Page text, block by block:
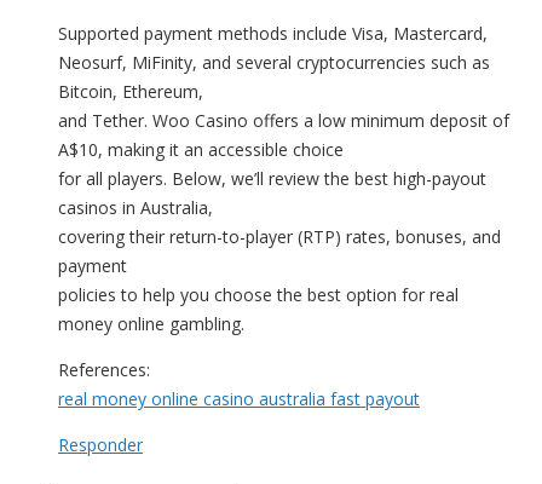
Supported payment methods include Visa, Mastercard,
Neosurf, MiFinity, and several cryptocurrencies such as
Bitcoin, Ethereum,
and Tether. Woo Casino offers a low minimum deposit of
A$10, making it an accessible choice
for all players. Below, we’ll review the best high-payout
casinos in Australia,
covering their return-to-player (RTP) rates, bonuses, and
payment
policies to help you choose the best option for real
money online gambling.
References:
real money online casino australia fast payout
Responder